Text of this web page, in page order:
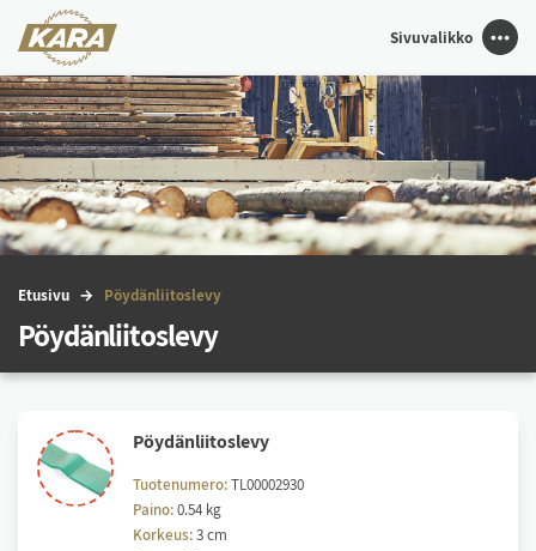
Sivuvalikko
Etu­si­vu Pöy­dän­lii­tos­le­vy
Pöydänliitoslevy
Pöy­dän­lii­tos­le­vy
Tuotenumero:TL00002930
Paino:0.54 kg
Korkeus:3 cm